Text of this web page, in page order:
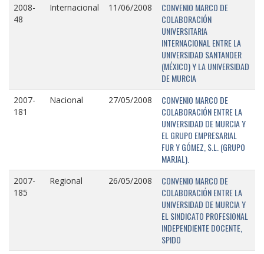
2008-
48
Internacional 11/06/2008
CONVENIO MARCO DE
COLABORACIÓN
UNIVERSITARIA
INTERNACIONAL ENTRE LA
UNIVERSIDAD SANTANDER
(MÉXICO) Y LA UNIVERSIDAD
DE MURCIA
2007-
181
Nacional 27/05/2008
CONVENIO MARCO DE
COLABORACIÓN ENTRE LA
UNIVERSIDAD DE MURCIA Y
EL GRUPO EMPRESARIAL
FUR Y GÓMEZ, S.L. (GRUPO
MARJAL).
2007-
185
Regional 26/05/2008
CONVENIO MARCO DE
COLABORACIÓN ENTRE LA
UNIVERSIDAD DE MURCIA Y
EL SINDICATO PROFESIONAL
INDEPENDIENTE DOCENTE,
SPIDO